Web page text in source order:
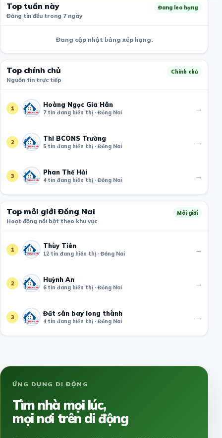
Top tuần này
Đăng tin đều trong 7 ngày
Đang leo hạng
Đang cập nhật bảng xếp hạng.
Top chính chủ
Nguồn tin trực tiếp
Chính chủ
1 Hoàng Ngọc Gia Hân
7 tin đang hiển thị · Đồng Nai →
2 Thi BCONS Trường
5 tin đang hiển thị · Đồng Nai →
3 Phan Thế Hải
4 tin đang hiển thị · Đồng Nai →
Top môi giới Đồng Nai
Hoạt động nổi bật theo khu vực
Môi giới
1 Thùy Tiên
12 tin đang hiển thị · Đồng Nai →
2 Huỳnh An
6 tin đang hiển thị · Đồng Nai →
3 Đất sân bay long thành
4 tin đang hiển thị · Đồng Nai →
ỨNG DỤNG DI ĐỘNG
Tìm nhà mọi lúc,
mọi nơi trên di động